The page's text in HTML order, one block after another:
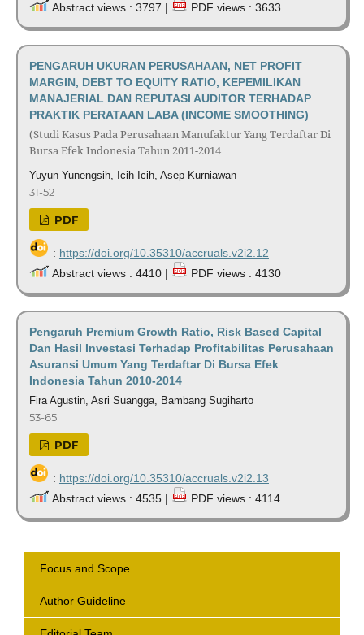
Abstract views : 3797 |
PDF views : 3633
PENGARUH UKURAN PERUSAHAAN, NET PROFIT
MARGIN, DEBT TO EQUITY RATIO, KEPEMILIKAN
MANAJERIAL DAN REPUTASI AUDITOR TERHADAP
PRAKTIK PERATAAN LABA (INCOME SMOOTHING)
(Studi Kasus Pada Perusahaan Manufaktur Yang Terdaftar Di
Bursa Efek Indonesia Tahun 2011-2014
Yuyun Yunengsih, Icih Icih, Asep Kurniawan
31-52
PDF
: https://doi.org/10.35310/accruals.v2i2.12
Abstract views : 4410 |
PDF views : 4130
Pengaruh Premium Growth Ratio, Risk Based Capital
Dan Hasil Investasi Terhadap Profitabilitas Perusahaan
Asuransi Umum Yang Terdaftar Di Bursa Efek
Indonesia Tahun 2010-2014
Fira Agustin, Asri Suangga, Bambang Sugiharto
53-65
PDF
: https://doi.org/10.35310/accruals.v2i2.13
Abstract views : 4535 |
PDF views : 4114
Focus and Scope
Author Guideline